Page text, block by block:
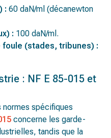
: 60 daN/ml (décanewton
: 100 daN/ml.
foule (stades, tribunes) :
: NF E 85-015 et
normes spécifiques
concerne les garde-
tandis que la